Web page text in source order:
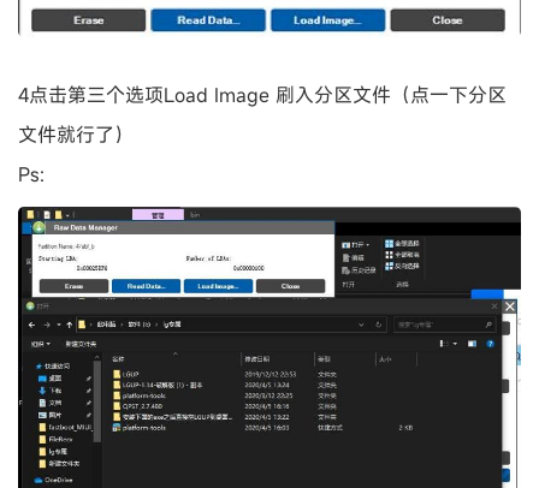
4点击第三个选项Load Image 刷入分区文件（点一下分区
文件就行了）
Ps: